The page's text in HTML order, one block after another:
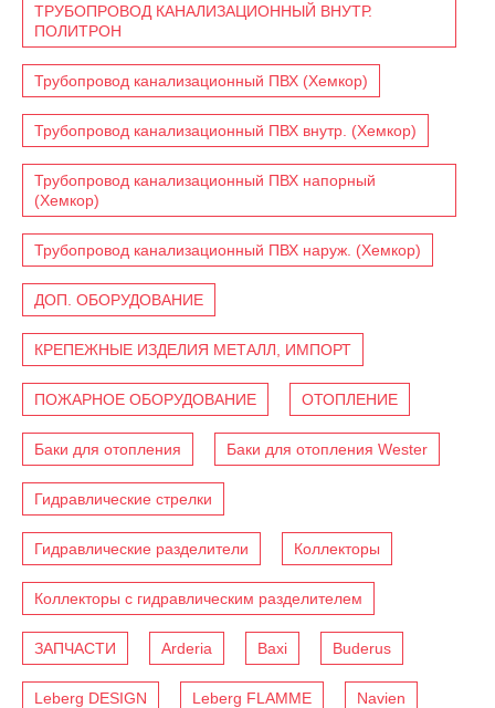
ТРУБОПРОВОД КАНАЛИЗАЦИОННЫЙ ВНУТР.
ПОЛИТРОН
Трубопровод канализационный ПВХ (Хемкор)
Трубопровод канализационный ПВХ внутр. (Хемкор)
Трубопровод канализационный ПВХ напорный
(Хемкор)
Трубопровод канализационный ПВХ наруж. (Хемкор)
ДОП. ОБОРУДОВАНИЕ
КРЕПЕЖНЫЕ ИЗДЕЛИЯ МЕТАЛЛ, ИМПОРТ
ПОЖАРНОЕ ОБОРУДОВАНИЕ ОТОПЛЕНИЕ
Баки для отопления Баки для отопления Wester
Гидравлические стрелки
Гидравлические разделители Коллекторы
Коллекторы с гидравлическим разделителем
ЗАПЧАСТИ Arderia Baxi Buderus
Leberg DESIGN Leberg FLAMME Navien